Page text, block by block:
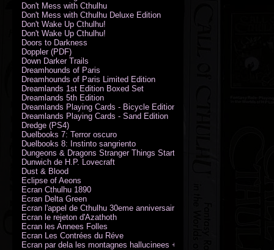
Don't Mess with Cthulhu
Don't Mess with Cthulhu Deluxe Edition
Don't Wake Up Cthulhu!
Don't Wake Up Cthulhu!
Doors to Darkness
Doppler (PDF)
Down Darker Trails
Dreamhounds of Paris
Dreamhounds of Paris Limited Edition
Dreamlands 1st Edition Boxed Set
Dreamlands 5th Edition
Dreamlands Playing Cards - Bicycle Edition
Dreamlands Playing Cards - Sand Edition
Dredge (PS4)
Duelbooks 7: Terror oscuro
Duelbooks 8: Instinto sangriento
Dungeons & Dragons Stranger Things Starter Set
Dunwich de H.P. Lovecraft
Dust & Blood
Eclipse of Aeons
Ecran Cthulhu 1890
Ecran Delta Green
Ecran l'appel de Cthulhu 30eme anniversaire
Ecran le rejeton d'Azathoth
Ecran les Annees Folles
Ecran Les Contrées du Réve
Ecran par dela les montagnes hallucinees + kit d'expedition